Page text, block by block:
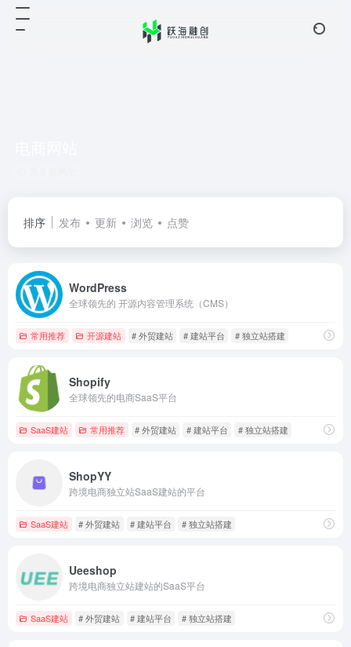
排序 发布 更新 浏览 点赞
WordPress
全球领先的 开源内容管理系统（CMS）
常用推荐 开源建站 # 外贸建站 # 建站平台 # 独立站搭建
Shopify
全球领先的电商SaaS平台
SaaS建站 常用推荐 # 外贸建站 # 建站平台 # 独立站搭建
ShopYY
跨境电商独立站SaaS建站的平台
SaaS建站 # 外贸建站 # 建站平台 # 独立站搭建
Ueeshop
跨境电商独立站建站的SaaS平台
SaaS建站 # 外贸建站 # 建站平台 # 独立站搭建